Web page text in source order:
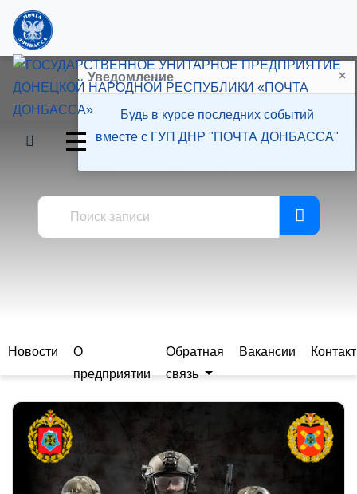
Пресс-центр
Новости
О
предприятии
Обратная
связь
Вакансии
Уведомление ×
Будь в курсе последних событий
вместе с ГУП ДНР "ПОЧТА ДОНБАССА"